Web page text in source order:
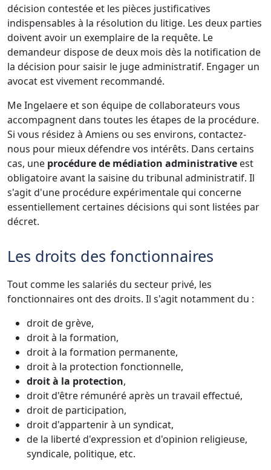
décision contestée et les pièces justificatives
indispensables à la résolution du litige. Les deux parties
doivent avoir un exemplaire de la requête. Le
demandeur dispose de deux mois dès la notification de
la décision pour saisir le juge administratif. Engager un
avocat est vivement recommandé.
Me Ingelaere et son équipe de collaborateurs vous
accompagnent dans toutes les étapes de la procédure.
Si vous résidez à Amiens ou ses environs, contactez-
nous pour mieux défendre vos intérêts. Dans certains
cas, une procédure de médiation administrative est
obligatoire avant la saisine du tribunal administratif. Il
s'agit d'une procédure expérimentale qui concerne
essentiellement certaines décisions qui sont listées par
décret.
Les droits des fonctionnaires
Tout comme les salariés du secteur privé, les
fonctionnaires ont des droits. Il s'agit notamment du :
droit de grève,
droit à la formation,
droit à la formation permanente,
droit à la protection fonctionnelle,
droit à la protection,
droit d'être rémunéré après un travail effectué,
droit de participation,
droit d'appartenir à un syndicat,
de la liberté d'expression et d'opinion religieuse,
syndicale, politique, etc.